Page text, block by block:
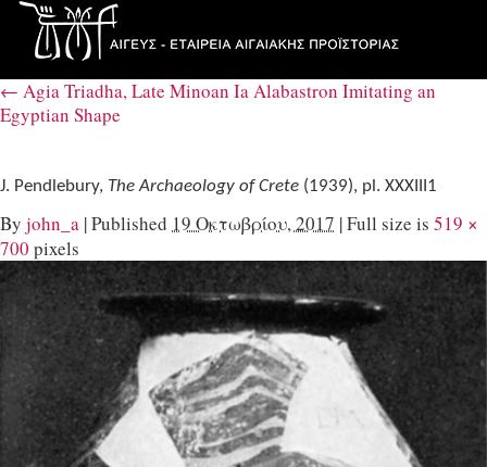
← Agia Triadha, Late Minoan Ia Alabastron Imitating an
Egyptian Shape
J. Pendlebury, The Archaeology of Crete (1939), pl. XΧXIII1
By john_a |Published 19 Οκτωβρίου, 2017 |Full size is 519 ×
700 pixels